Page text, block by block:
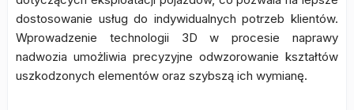
dostosowanie usług do indywidualnych potrzeb klientów.
Wprowadzenie technologii 3D w procesie naprawy
nadwozia umożliwia precyzyjne odwzorowanie kształtów
uszkodzonych elementów oraz szybszą ich wymianę.